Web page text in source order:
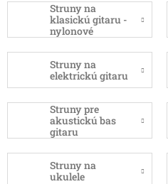
Struny na
klasickú gitaru -
nylonové
Struny na
elektrickú gitaru
Struny pre
akustickú bas
gitaru
Struny na
ukulele